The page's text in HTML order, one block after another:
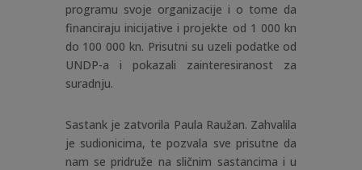
programu svoje organizacije i o tome da
financiraju inicijative i projekte od 1 000 kn
do 100 000 kn. Prisutni su uzeli podatke od
UNDP-a i pokazali zainteresiranost za
suradnju.
Sastank je zatvorila Paula Raužan. Zahvalila
je sudionicima, te pozvala sve prisutne da
nam se pridruže na sličnim sastancima i u